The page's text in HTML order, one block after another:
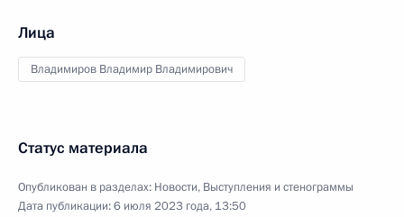
Лица
Владимиров Владимир Владимирович
Статус материала
Опубликован в разделах: Новости, Выступления и стенограммы
Дата публикации:6 июля 2023 года, 13:50